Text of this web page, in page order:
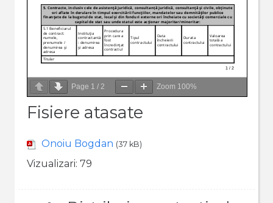
Page 1 / 2 Zoom 100%
Fisiere atasate
Onoiu Bogdan (37 kB)
Vizualizari: 79